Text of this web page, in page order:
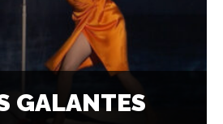
GALANTES